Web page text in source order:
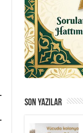
SON YAZILAR